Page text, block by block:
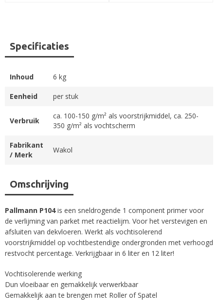
Omschrijving
Pallmann P104is een sneldrogende 1 component primer voor
de verlijming van parket met reactielijm. Voor het verstevigen en
afsluiten van dekvloeren. Werkt als vochtisolerend
voorstrijkmiddel op vochtbestendige ondergronden met verhoogd
restvocht percentage. Verkrijgbaar in 6 liter en 12 liter!
Vochtisolerende werking
Dun vloeibaar en gemakkelijk verwerkbaar
Gemakkelijk aan te brengen met Roller of Spatel
Specificaties
Inhoud 6 kg
Eenheid per stuk
Verbruik
ca. 100-150 g/m² als voorstrijkmiddel, ca. 250-
350 g/m² als vochtscherm
Fabrikant
/ Merk
Wakol